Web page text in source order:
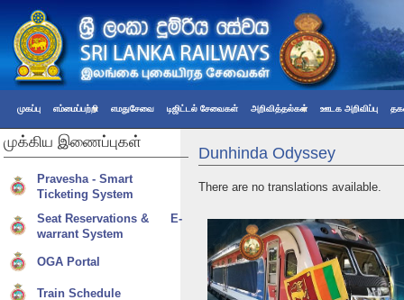
முகப்பு எம்மைப்பற்றி எமதுசேவை டிஜிட்டல் சேவைகள் அறிவித்தல்கள் ஊடக அறிவிப்பு
Dunhinda Odyssey
There are no translations available.
முக்கிய இணைப்புகள்
Pravesha - Smart
Ticketing System
Seat Reservations & E-
warrant System
OGA Portal
Train Schedule